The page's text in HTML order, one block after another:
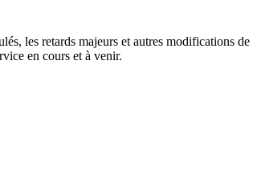
les retards majeurs et autres modifications de
en cours et à venir.